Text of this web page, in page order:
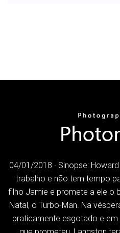
04/01/2018 · Sinopse:
trabalho e não tem tempo
filho Jamie e promete a ele o
Natal, o Turbo-Man. Na
praticamente esgotado e